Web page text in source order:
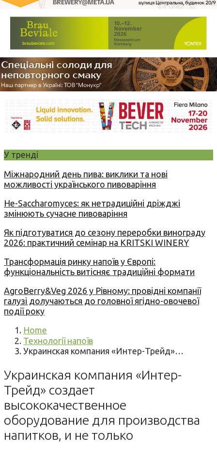
У тренді
Міжнародний день пива: виклики та нові
можливості українського пивоваріння
Не-Saccharomyces: як нетрадиційні дріжджі
змінюють сучасне пивоваріння
Як підготуватися до сезону переробки винограду
2026: практичний семінар на KRITSKI WINERY
Трансформація ринку напоїв у Європі:
функціональність витісняє традиційні формати
AgroBerry&Veg 2026 у Рівному: провідні компанії
галузі долучаються до головної ягідно-овочевої
події року
Home
Технології напоїв
Украинская компания «Интер-Трейд»…
Украинская компания «Интер-
Трейд» создает
высококачественное
оборудование для производства
напитков, и не только